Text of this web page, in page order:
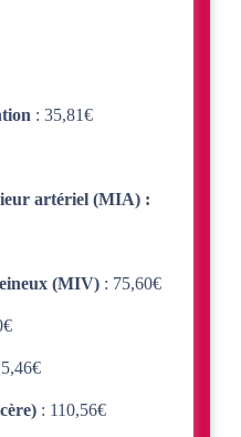
: 35,81€
artériel (MIA) :
(MIV): 75,60€
: 110,56€